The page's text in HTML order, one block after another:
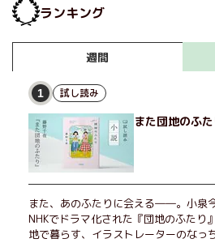
ランキング
週間
1 試し読み
また団地のふ
また、あのふたりに会える――。小泉
NHKでドラマ化された『団地のふた
地で暮らす、イラストレーターのなっ